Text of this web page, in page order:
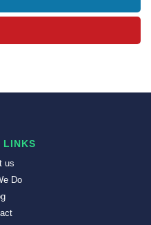
LINKS
us
Do